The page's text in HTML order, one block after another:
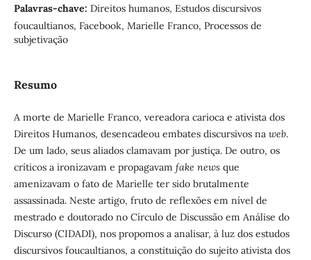
Palavras-chave: Direitos humanos, Estudos discursivos
foucaultianos, Facebook, Marielle Franco, Processos de
subjetivação
Resumo
A morte de Marielle Franco, vereadora carioca e ativista dos
Direitos Humanos, desencadeou embates discursivos na web.
De um lado, seus aliados clamavam por justiça. De outro, os
críticos a ironizavam e propagavam fake news que
amenizavam o fato de Marielle ter sido brutalmente
assassinada. Neste artigo, fruto de reflexões em nível de
mestrado e doutorado no Círculo de Discussão em Análise do
Discurso (CIDADI), nos propomos a analisar, à luz dos estudos
discursivos foucaultianos, a constituição do sujeito ativista dos